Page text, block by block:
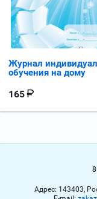
Журнал
обучения на дому
165
Адрес: 143403,